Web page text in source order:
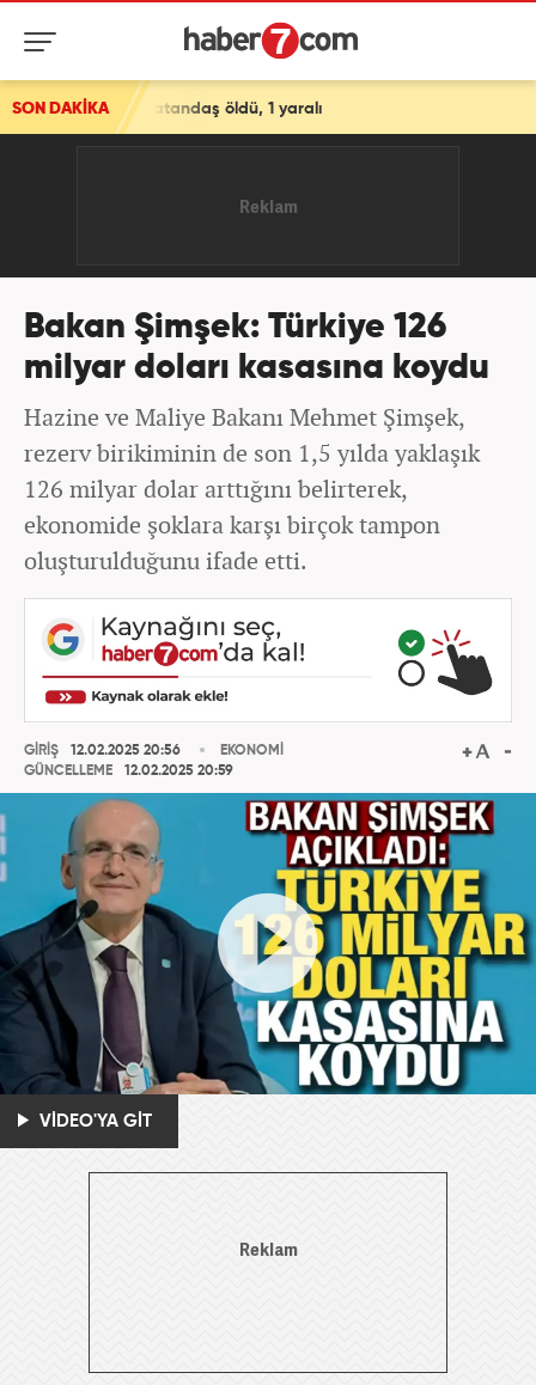
SON DAKİKA
öldü, 1 yaralı
Bakan Şimşek: Türkiye 126
milyar doları kasasına koydu
Hazine ve Maliye Bakanı Mehmet Şimşek,
rezerv birikiminin de son 1,5 yılda yaklaşık
126 milyar dolar arttığını belirterek,
ekonomide şoklara karşı birçok tampon
oluşturulduğunu ifade etti.
GİRİŞ
12.02.2025 20:56
GÜNCELLEME
12.02.2025 20:59
EKONOMİ
VİDEO'YA GİT